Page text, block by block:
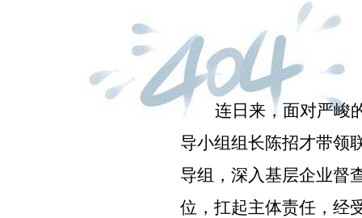
连日来，面对严峻
导小组组长陈招才带领
导组，深入基层企业督
位，扛起主体责任，经